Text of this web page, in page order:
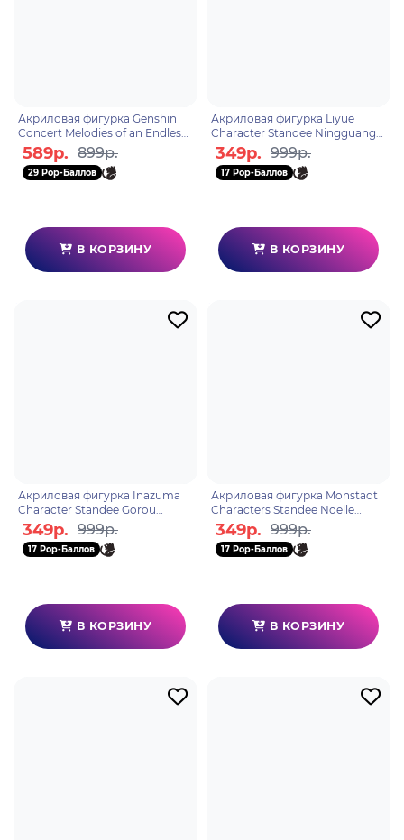
Акриловая фигурка Genshin
Concert Melodies of an Endless
Journey Qiqi 6974096538614
589р. 899р.
29 Pop-Баллов
В КОРЗИНУ
Акриловая фигурка Liyue
Character Standee Ningguang
6972957483028
349р. 999р.
17 Pop-Баллов
В КОРЗИНУ
Акриловая фигурка Inazuma
Character Standee Gorou
6974696616019
349р. 999р.
17 Pop-Баллов
В КОРЗИНУ
Акриловая фигурка Monstadt
Characters Standee Noelle
6972957482984
349р. 999р.
17 Pop-Баллов
В КОРЗИНУ